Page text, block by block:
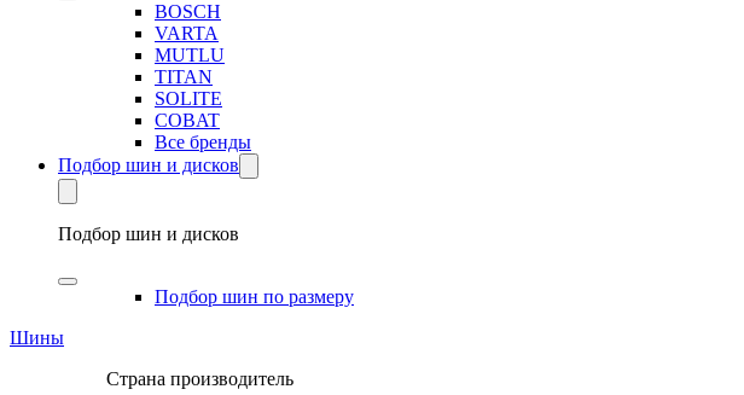
BOSCH
VARTA
MUTLU
TITAN
SOLITE
COBAT
Все бренды
Подбор шин и дисков
Подбор шин и дисков
Подбор шин по размеру
Шины
Страна производитель